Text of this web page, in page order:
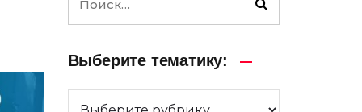
Выберите тематику: